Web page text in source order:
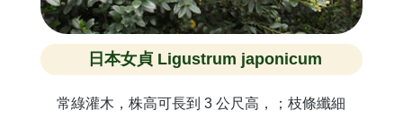
日本女貞 Ligustrum japonicum
常綠灌木，株高可長到 3 公尺高，；枝條纖細